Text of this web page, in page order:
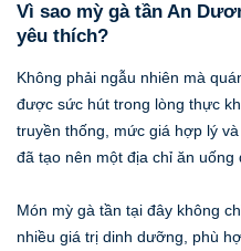
Vì sao mỳ gà tần An
yêu thích?
Không phải ngẫu nhiên mà
được sức hút trong lòng thực
truyền thống, mức giá hợp lý
đã tạo nên một địa chỉ ăn uống
Món mỳ gà tần tại đây không
nhiều giá trị dinh dưỡng, phù